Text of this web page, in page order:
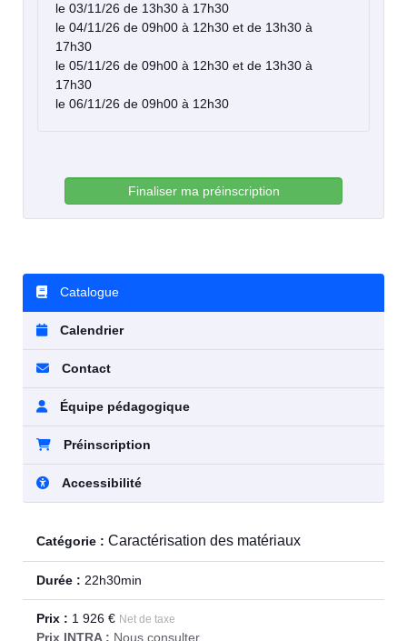
le 03/11/26 de 13h30 à 17h30
le 04/11/26 de 09h00 à 12h30 et de 13h30 à
17h30
le 05/11/26 de 09h00 à 12h30 et de 13h30 à
17h30
le 06/11/26 de 09h00 à 12h30
Finaliser ma préinscription
Catalogue
Calendrier
Contact
Équipe pédagogique
Préinscription
Accessibilité
Catégorie : Caractérisation des matériaux
Durée : 22h30min
Prix : 1 926 € Net de taxe
Prix INTRA : Nous consulter